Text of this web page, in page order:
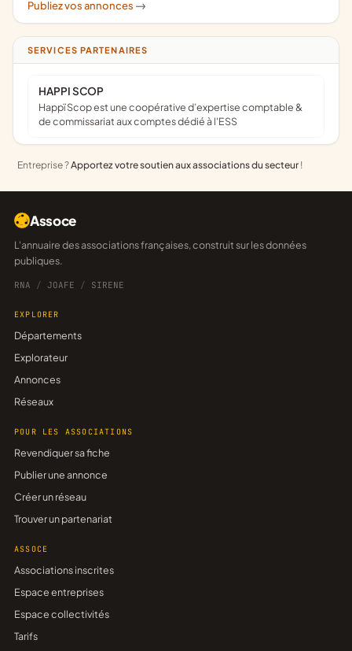
Publiez vos annonces ->
SERVICES PARTENAIRES
HAPPI SCOP
Happï Scop est une coopérative d’expertise comptable &
de commissariat aux comptes dédié à l'ESS
Entreprise ?Apportez votre soutien aux associations du secteur !
Assoce
L'annuaire des associations françaises, construit sur les données
publiques.
RNA / JOAFE / SIRENE
EXPLORER
Départements
Explorateur
Annonces
Réseaux
POUR LES ASSOCIATIONS
Revendiquer sa fiche
Publier une annonce
Créer un réseau
Trouver un partenariat
ASSOCE
Associations inscrites
Espace entreprises
Espace collectivités
Tarifs